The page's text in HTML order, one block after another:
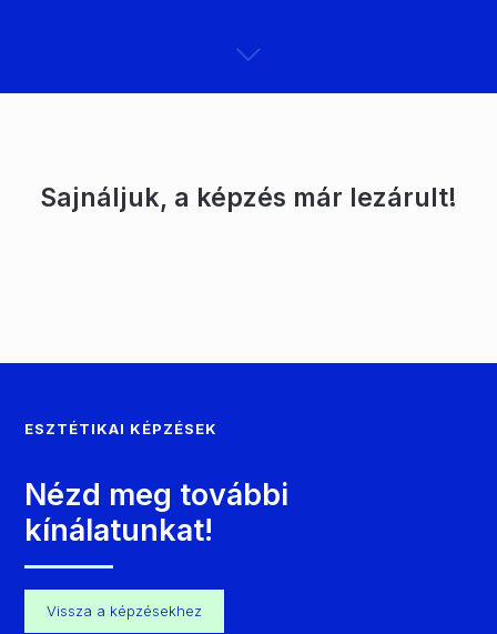
Sajnáljuk, a képzés már lezárult!
ESZTÉTIKAI KÉPZÉSEK
Nézd meg további
kínálatunkat!
Vissza a képzésekhez